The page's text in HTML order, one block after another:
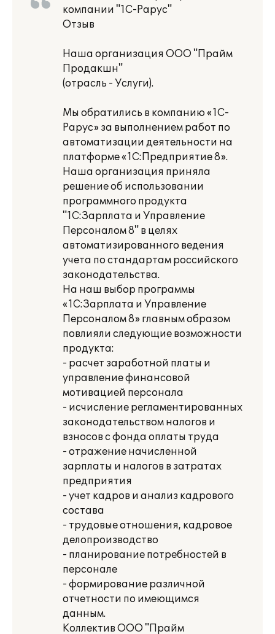
компании "1С-Рарус"
Отзыв
Наша организация ООО "Прайм
Продакшн"
(отрасль - Услуги).
Мы обратились в компанию «1С-
Рарус» за выполнением работ по
автоматизации деятельности на
платформе «1С:Предприятие 8».
Наша организация приняла
решение об использовании
программного продукта
"1С:Зарплата и Управление
Персоналом 8" в целях
автоматизированного ведения
учета по стандартам российского
законодательства.
На наш выбор программы
«1С:Зарплата и Управление
Персоналом 8» главным образом
повлияли следующие возможности
продукта:
- расчет заработной платы и
управление финансовой
мотивацией персонала
- исчисление регламентированных
законодательством налогов и
взносов с фонда оплаты труда
- отражение начисленной
зарплаты и налогов в затратах
предприятия
- учет кадров и анализ кадрового
состава
- трудовые отношения, кадровое
делопроизводство
- планирование потребностей в
персонале
- формирование различной
отчетности по имеющимся
данным.
Коллектив ООО "Прайм